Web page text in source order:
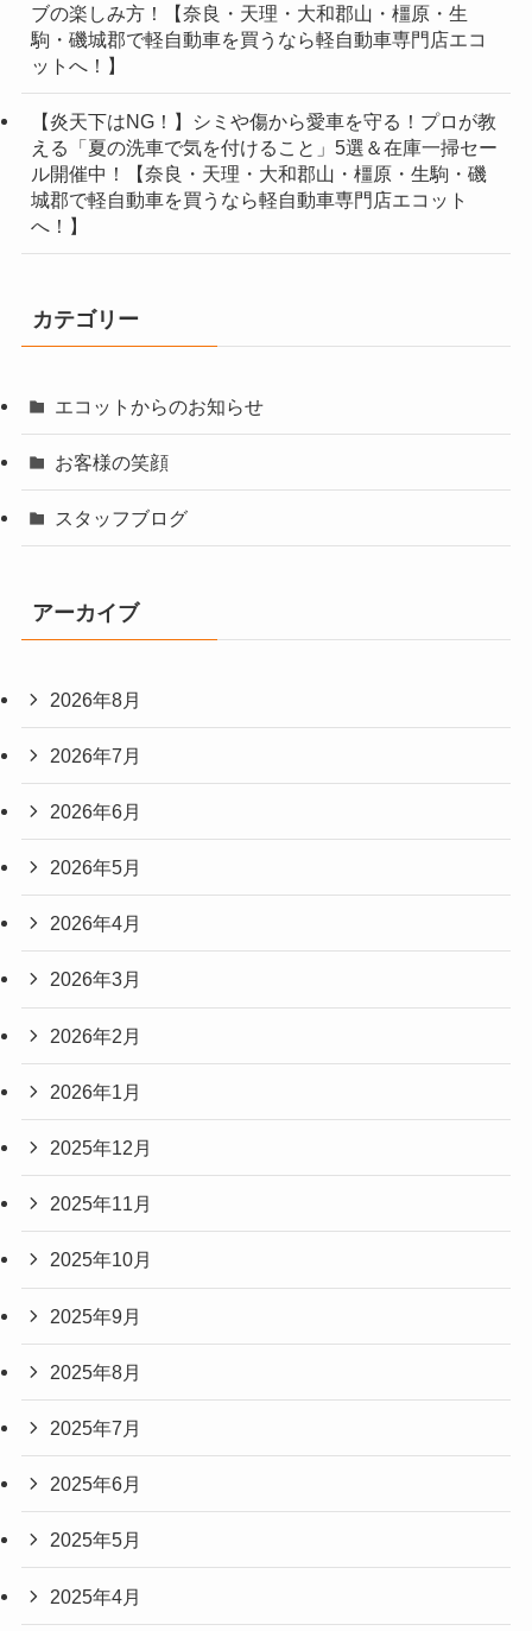
ブの楽しみ方！【奈良・天理・大和郡山・橿原・生
駒・磯城郡で軽自動車を買うなら軽自動車専門店エコ
ットへ！】
【炎天下はNG！】シミや傷から愛車を守る！プロが教
える「夏の洗車で気を付けること」5選＆在庫一掃セー
ル開催中！【奈良・天理・大和郡山・橿原・生駒・磯
城郡で軽自動車を買うなら軽自動車専門店エコット
へ！】
カテゴリー
エコットからのお知らせ
お客様の笑顔
スタッフブログ
アーカイブ
2026年8月
2026年7月
2026年6月
2026年5月
2026年4月
2026年3月
2026年2月
2026年1月
2025年12月
2025年11月
2025年10月
2025年9月
2025年8月
2025年7月
2025年6月
2025年5月
2025年4月